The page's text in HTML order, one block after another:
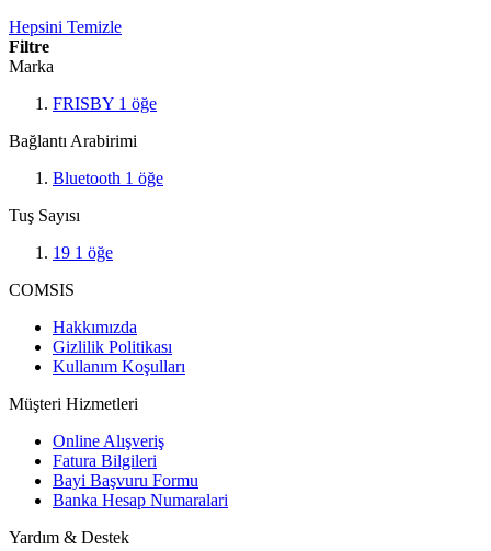
Hepsini Temizle
Filtre
Marka
FRISBY 1 öğe
Bağlantı Arabirimi
Bluetooth 1 öğe
Tuş Sayısı
19 1 öğe
COMSIS
Hakkımızda
Gizlilik Politikası
Kullanım Koşulları
Müşteri Hizmetleri
Online Alışveriş
Fatura Bilgileri
Bayi Başvuru Formu
Banka Hesap Numaralari
Yardım & Destek